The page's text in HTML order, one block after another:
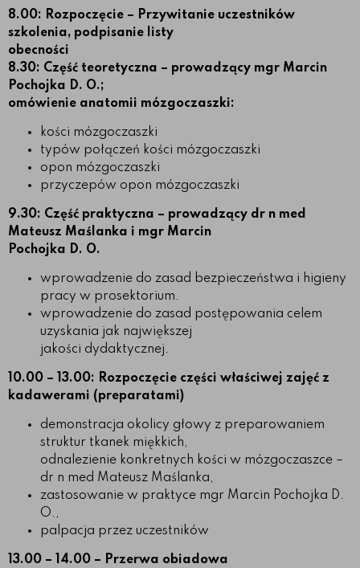
8.00: Rozpoczęcie – Przywitanie uczestników
szkolenia, podpisanie listy
obecności
8.30: Część teoretyczna – prowadzący mgr Marcin
Pochojka D. O.;
omówienie anatomii mózgoczaszki:
kości mózgoczaszki
typów połączeń kości mózgoczaszki
opon mózgoczaszki
przyczepów opon mózgoczaszki
9.30: Część praktyczna – prowadzący dr n med
Mateusz Maślanka i mgr Marcin
Pochojka D. O.
wprowadzenie do zasad bezpieczeństwa i higieny
pracy w prosektorium.
wprowadzenie do zasad postępowania celem
uzyskania jak największej
jakości dydaktycznej.
10.00 – 13.00: Rozpoczęcie części właściwej zajęć z
kadawerami (preparatami)
demonstracja okolicy głowy z preparowaniem
struktur tkanek miękkich,
odnalezienie konkretnych kości w mózgoczaszce –
dr n med Mateusz Maślanka,
zastosowanie w praktyce mgr Marcin Pochojka D.
O.,
palpacja przez uczestników
13.00 – 14.00 – Przerwa obiadowa